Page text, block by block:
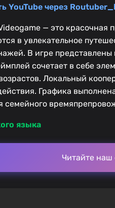
YouTube через
— это
в увлекательное
В игре
сочетает в себе
Локальный
Графика
семейного
языка
Читайте наш